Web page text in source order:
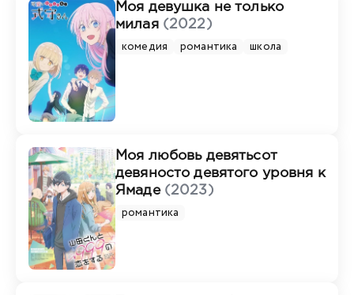
Моя девушка не только
милая (2022)
комедия романтика школа
Моя любовь девятьсот
девяносто девятого уровня к
Ямаде (2023)
романтика